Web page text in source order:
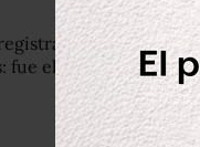
el dato de con
el 16.42% de los